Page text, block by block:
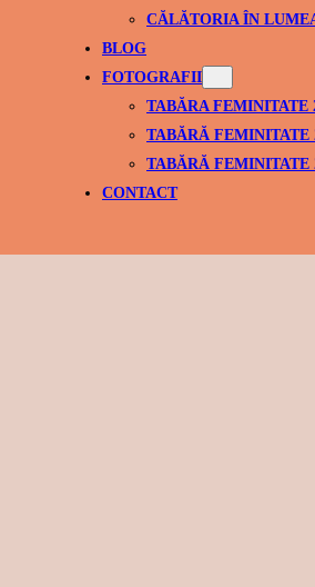
CĂLĂTORIA ÎN
BLOG
FOTOGRAFII
TABĂRA FEMINITATE
TABĂRĂ FEMINITATE
TABĂRĂ FEMINITATE
CONTACT